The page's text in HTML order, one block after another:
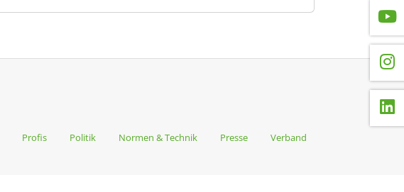
Profis Politik Normen & Technik Presse
Verband